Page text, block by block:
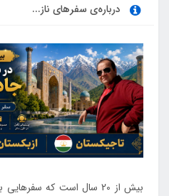
درباره‌ی سفرهای ناز...
بیش از 20 سال است که سفرهایی با عنوان